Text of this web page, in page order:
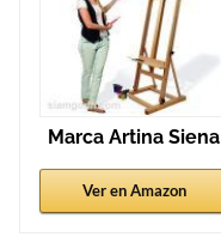
Marca Artina Siena
Ver en Amazon